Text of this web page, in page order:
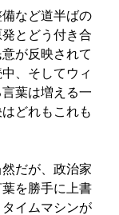
など道半ばの
とどう付き合
が反映されて
、そしてウィ
葉は増える一
どれもこれも
だが、政治家
を勝手に上書
イムマシンが